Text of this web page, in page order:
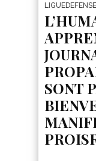
SONT